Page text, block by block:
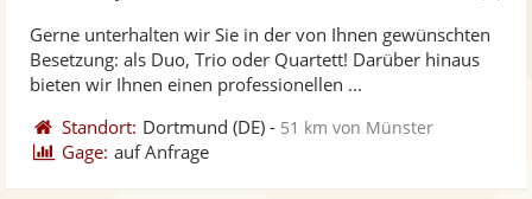
Fotos
5
Gerne unterhalten wir Sie in der von Ihnen gewünschten
Besetzung: als Duo, Trio oder Quartett! Darüber hinaus
bieten wir Ihnen einen professionellen ...
Standort: Dortmund (DE) - 51 km von Münster
Gage: auf Anfrage